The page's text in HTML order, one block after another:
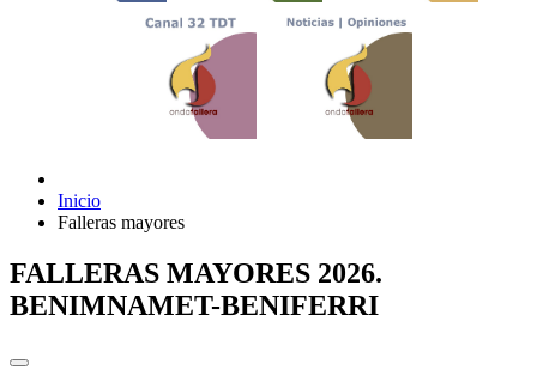
Inicio
Falleras mayores
FALLERAS MAYORES 2026.
BENIMNAMET-BENIFERRI